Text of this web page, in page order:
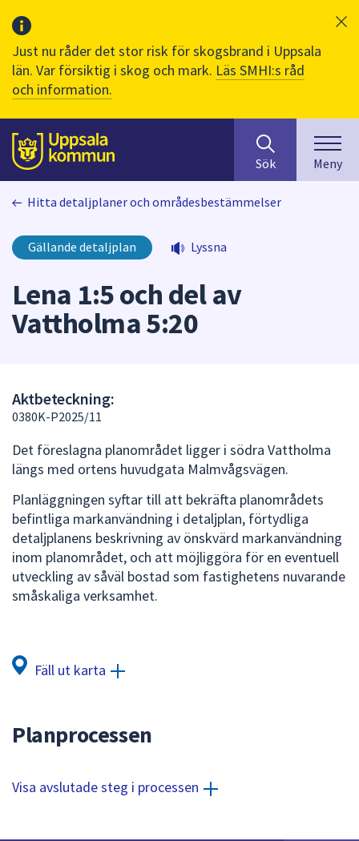
Just nu råder det stor risk för skogsbrand i Uppsala
län. Var försiktig i skog och mark. Läs SMHI:s råd
och information.
Till sidans
huvudinnehåll
efter
innehåll
på
webbplatsen.
i
Använd
piltangenterna
för
att
navigera
mellan
sökförslagen
och
Sök Meny
Hitta detaljplaner och områdesbestämmelser
Gällande detaljplan Lyssna
Lena 1:5 och del av
Vattholma 5:20
Aktbeteckning:
0380K-P2025/11
Det föreslagna planområdet ligger i södra Vattholma
längs med ortens huvudgata Malmvågsvägen.
Planläggningen syftar till att bekräfta planområdets
befintliga markanvändning i detaljplan, förtydliga
detaljplanens beskrivning av önskvärd markanvändning
inom planområdet, och att möjliggöra för en eventuell
utveckling av såväl bostad som fastighetens nuvarande
småskaliga verksamhet.
Fäll ut karta
Planprocessen
Visa avslutade steg i processen